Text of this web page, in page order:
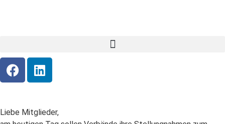
Liebe Mitglieder,